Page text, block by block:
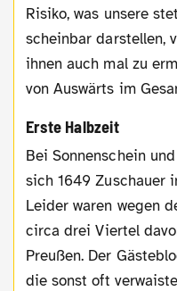
Risiko, was unsere
scheinbar darstellen,
ihnen auch mal zu
von Auswärts im
Erste Halbzeit
Bei Sonnenschein und milden Temperaturen hatten
sich 1649 Zuschauer
Leider waren wegen
circa drei Viertel
Preußen. Der
die sonst oft